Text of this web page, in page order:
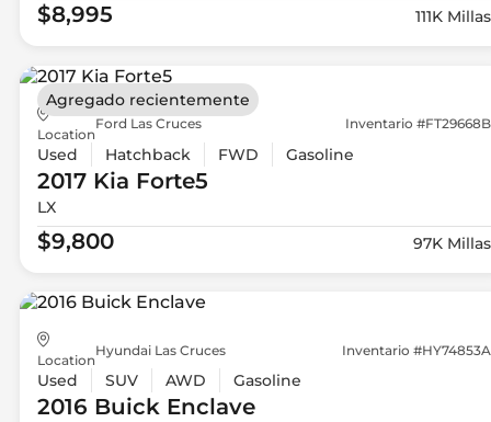
$8,995 111K Millas
Location
Ford Las Cruces Inventario #FT29668B
Used Hatchback FWD Gasoline
2017 Kia Forte5
LX
$9,800 97K Millas
Agregado recientemente
Location
Hyundai Las Cruces Inventario #HY74853A
Used SUV AWD Gasoline
2016 BuickEnclave